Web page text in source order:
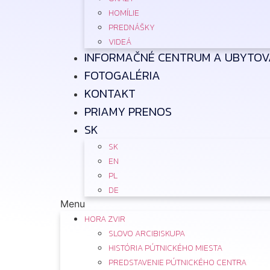
HOMÍLIE
PREDNÁŠKY
VIDEÁ
INFORMAČNÉ CENTRUM A
FOTOGALÉRIA
KONTAKT
PRIAMY PRENOS
SK
SK
EN
PL
DE
Menu
HORA ZVIR
SLOVO ARCIBISKUPA
HISTÓRIA PÚTNICKÉHO MIESTA
PREDSTAVENIE PÚTNICKÉHO CENTRA